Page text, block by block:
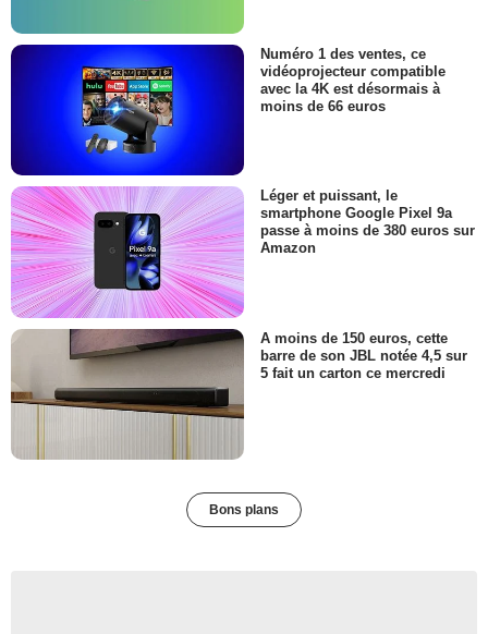
Numéro 1 des ventes, ce
vidéoprojecteur compatible
avec la 4K est désormais à
moins de 66 euros
Léger et puissant, le
smartphone Google Pixel 9a
passe à moins de 380 euros sur
Amazon
A moins de 150 euros, cette
barre de son JBL notée 4,5 sur
5 fait un carton ce mercredi
Bons plans